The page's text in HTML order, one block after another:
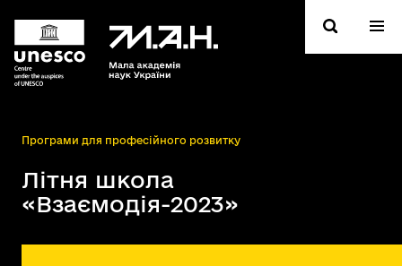
Програми для професійного розвитку
Літня школа
«Взаємодія-2023»